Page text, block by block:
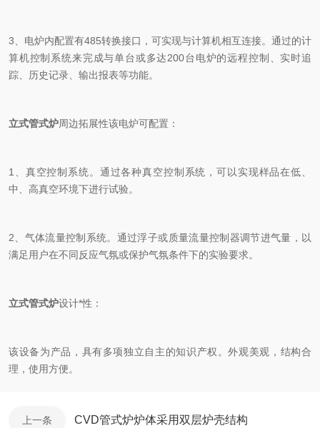
3、电炉内配置有485转换接口，可实现与计算机相互连接。通过的计
算机控制系统来完成与单台或多达200台电炉的远程控制、实时追
踪、历史记录、输出报表等功能。
立式管式炉周边拓展性该电炉可配置：
1、真空控制系统。通过各种真空控制系统，可以实现样品在低、
中、高真空环境下进行试验。
2、气体流量控制系统。通过浮子或质量流量控制器调节进气量，以
满足用户在不同反应气氛或保护气氛条件下的实验要求。
立式管式炉设计*性：
该设备为产品，具有多项独立自主的知识产权。外观美观，结构合
理，使用方便。
上一条 CVD管式炉炉体采用双层炉壳结构